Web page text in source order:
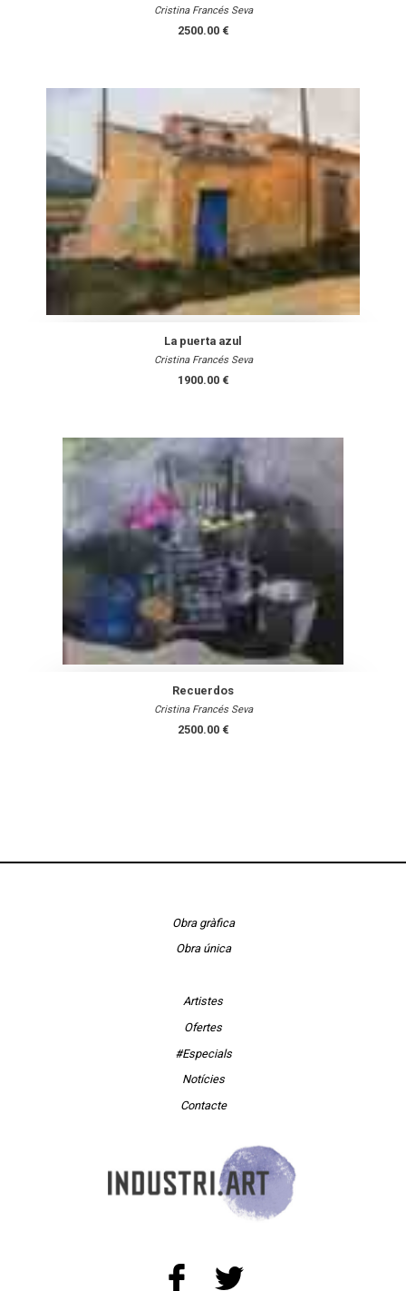
Cristina Francés Seva
2500.00 €
La puerta azul
Cristina Francés Seva
1900.00 €
Recuerdos
Cristina Francés Seva
2500.00 €
Obra gràfica
Obra única
Artistes
Ofertes
#Especials
Notícies
Contacte